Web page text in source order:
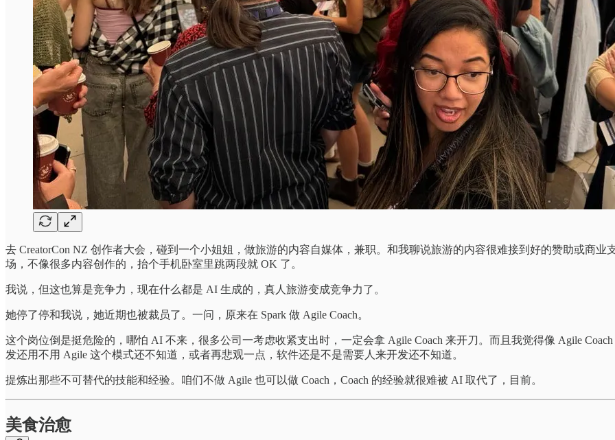
去 CreatorCon NZ 创作者大会，碰到一个小姐姐，做旅游的内容自媒体，兼职。和我聊说旅游的内容很难接到好的赞助或商
场，不像很多内容创作的，抬个手机卧室里跳两段就 OK 了。
我说，但这也算是竞争力，现在什么都是 AI 生成的，真人旅游变成竞争力了。
她停了停和我说，她近期也被裁员了。一问，原来在 Spark 做 Agile Coach。
这个岗位倒是挺危险的，哪怕 AI 不来，很多公司一考虑收紧支出时，一定会拿 Agile Coach 来开刀。而且我觉得像 Agile
发还用不用 Agile 这个模式还不知道，或者再悲观一点，软件还是不是需要人来开发还不知道。
提炼出那些不可替代的技能和经验。咱们不做 Agile 也可以做 Coach，Coach 的经验就很难被 AI 取代了，目前。
美食治愈